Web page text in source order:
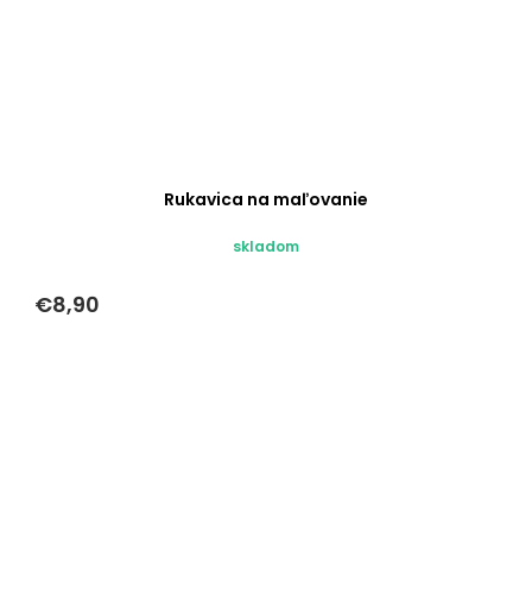
Rukavica na maľovanie
skladom
€8,90